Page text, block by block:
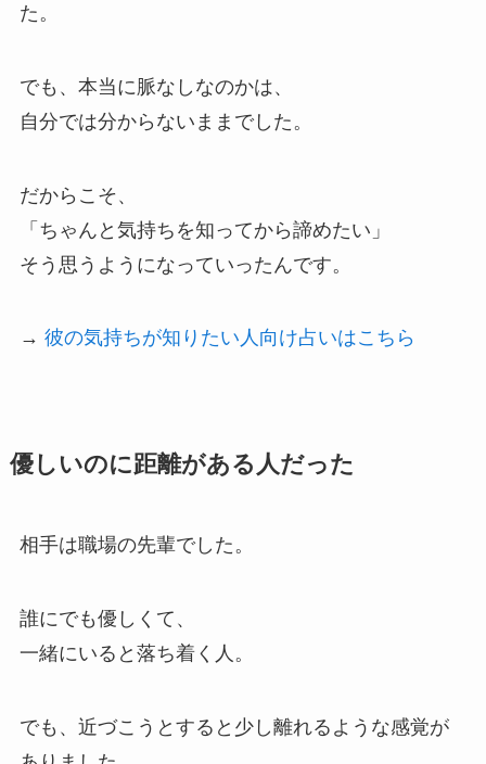
た。
でも、本当に脈なしなのかは、
自分では分からないままでした。
だからこそ、
「ちゃんと気持ちを知ってから諦めたい」
そう思うようになっていったんです。
→ 彼の気持ちが知りたい人向け占いはこちら
優しいのに距離がある人だった
相手は職場の先輩でした。
誰にでも優しくて、
一緒にいると落ち着く人。
でも、近づこうとすると少し離れるような感覚が